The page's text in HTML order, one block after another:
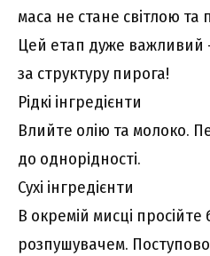
маса не стане світлою
Цей етап дуже важливий
за структуру пирога!
Рідкі інгредієнти
Влийте олію та молоко.
до однорідності.
Сухі інгредієнти
В окремій мисці
розпушувачем.